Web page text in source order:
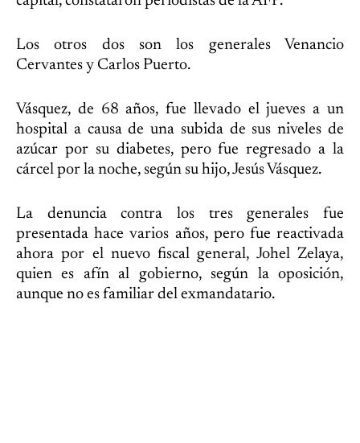
Los otros dos son los generales Venancio
Cervantes y Carlos Puerto.
Vásquez, de 68 años, fue llevado el jueves a un
hospital a causa de una subida de sus niveles de
azúcar por su diabetes, pero fue regresado a la
cárcel por la noche, según su hijo, Jesús Vásquez.
La denuncia contra los tres generales fue
presentada hace varios años, pero fue reactivada
ahora por el nuevo fiscal general, Johel Zelaya,
quien es afín al gobierno, según la oposición,
aunque no es familiar del exmandatario.